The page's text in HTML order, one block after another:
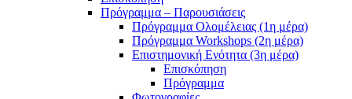
Πρόγραμμα – Παρουσιάσεις
Πρόγραμμα Ολομέλειας (1η μέρα)
Πρόγραμμα Workshops (2η μέρα)
Επιστημονική Ενότητα (3η μέρα)
Επισκόπηση
Πρόγραμμα